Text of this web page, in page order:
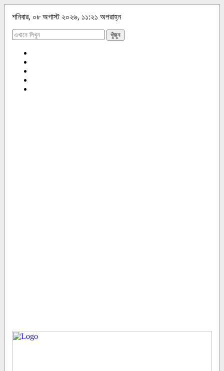
শনিবার, ০৮ অগাস্ট ২০২৬, ১১:২১ অপরাহ্ন
খুঁজুন